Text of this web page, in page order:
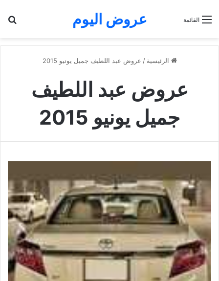
عروض اليوم القائمة
الرئيسية / عروض عبد اللطيف جميل يونيو 2015
عروض عبد اللطيف
جميل يونيو 2015